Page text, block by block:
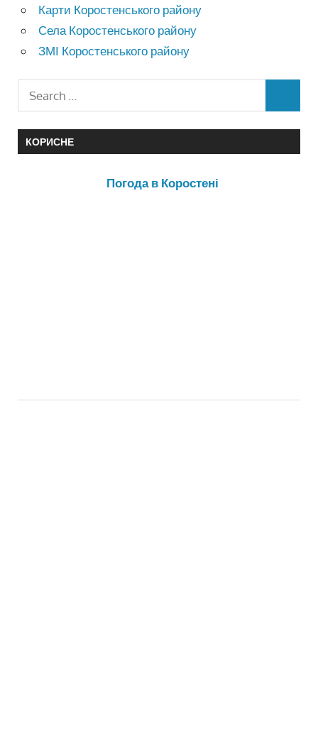
Карти Коростенського району
Села Коростенського району
ЗМІ Коростенського району
КОРИСНЕ
Погода в Коростені